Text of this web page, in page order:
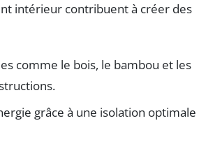
intérieur contribuent à créer des
comme le bois, le bambou et les
grâce à une isolation optimale